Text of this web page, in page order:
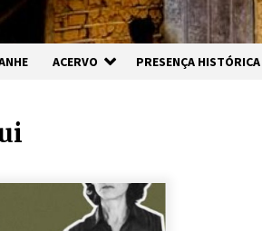
ACERVO PRESENÇA HISTÓRICA